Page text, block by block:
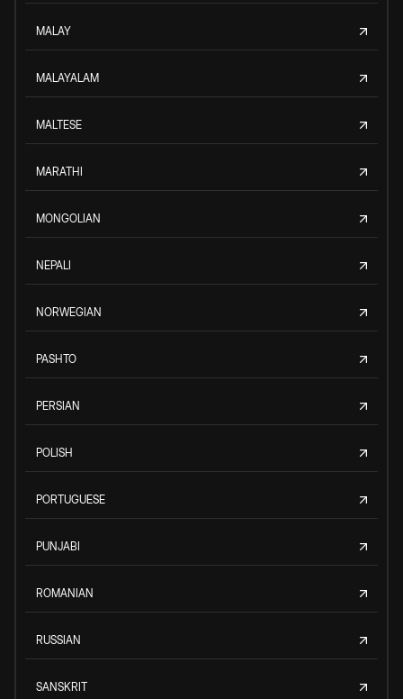
MALAY
MALAYALAM
MALTESE
MARATHI
MONGOLIAN
NEPALI
NORWEGIAN
PASHTO
PERSIAN
POLISH
PORTUGUESE
PUNJABI
ROMANIAN
RUSSIAN
SANSKRIT